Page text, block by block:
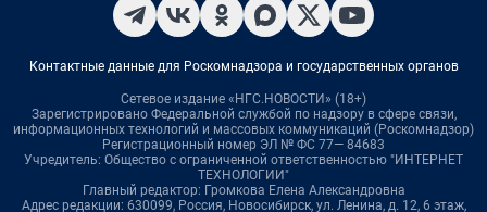
Контактные данные для Роскомнадзора и государственных органов
Сетевое издание «НГС.НОВОСТИ» (18+)
Зарегистрировано Федеральной службой по надзору в сфере связи,
информационных технологий и массовых коммуникаций (Роскомнадзор)
Регистрационный номер ЭЛ № ФС 77— 84683
Учредитель: Общество с ограниченной ответственностью "ИНТЕРНЕТ
ТЕХНОЛОГИИ"
Главный редактор: Громкова Елена Александровна
Адрес редакции: 630099, Россия, Новосибирск, ул. Ленина, д. 12, 6 этаж,